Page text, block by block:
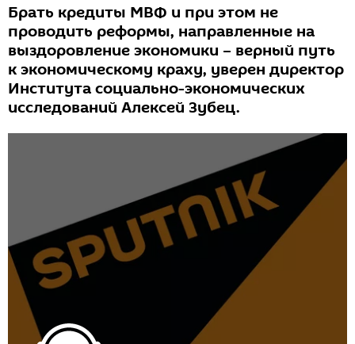
Брать кредиты МВФ и при этом не
проводить реформы, направленные на
выздоровление экономики – верный путь
к экономическому краху, уверен директор
Института социально-экономических
исследований Алексей Зубец.